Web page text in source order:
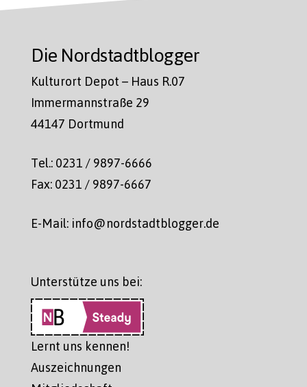
Die Nordstadtblogger
Kulturort Depot – Haus R.07
Immermannstraße 29
44147 Dortmund
Tel.: 0231 / 9897-6666
Fax: 0231 / 9897-6667
E-Mail: info@nordstadtblogger.de
Unterstütze uns bei:
Lernt uns kennen!
Auszeichnungen